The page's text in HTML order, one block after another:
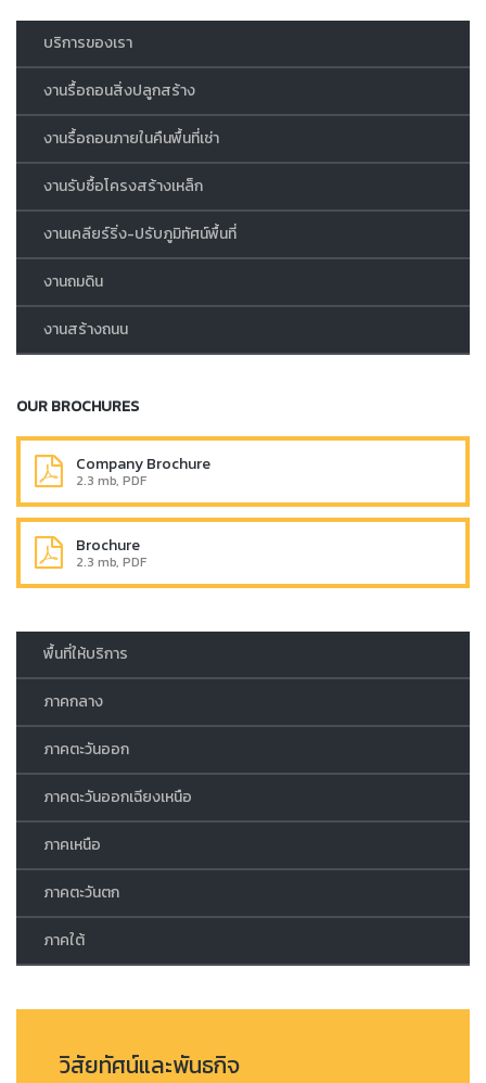
บริการของเรา
งานรื้อถอนสิ่งปลูกสร้าง
งานรื้อถอนภายในคืนพื้นที่เช่า
งานรับซื้อโครงสร้างเหล็ก
งานเคลียร์ริ่ง-ปรับภูมิทัศน์พื้นที่
งานถมดิน
งานสร้างถนน
OUR BROCHURES
Company Brochure
2.3 mb, PDF
Brochure
2.3 mb, PDF
พื้นที่ให้บริการ
ภาคกลาง
ภาคตะวันออก
ภาคตะวันออกเฉียงเหนือ
ภาคเหนือ
ภาคตะวันตก
ภาคใต้
วิสัยทัศน์และพันธกิจ